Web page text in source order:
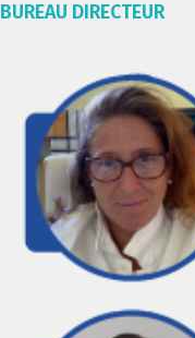
BUREAU DIRECTEUR